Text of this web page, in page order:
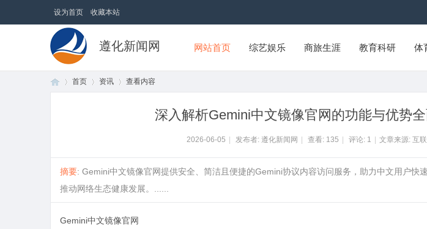
设为首页 收藏本站
遵化新闻网 网站首页 综艺娱乐 商旅生涯 教育科研 体
首页 资讯 查看内容
深入解析Gemini中文镜像官网的功能与优势
2026-06-05 发布者: 遵化新闻网 查看: 135 评论: 1 文章来源: 互
摘要: Gemini中文镜像官网提供安全、简洁且便捷的Gemini协议内容访问服务，助力中文用户快
推动网络生态健康发展。......
Gemini中文镜像官网